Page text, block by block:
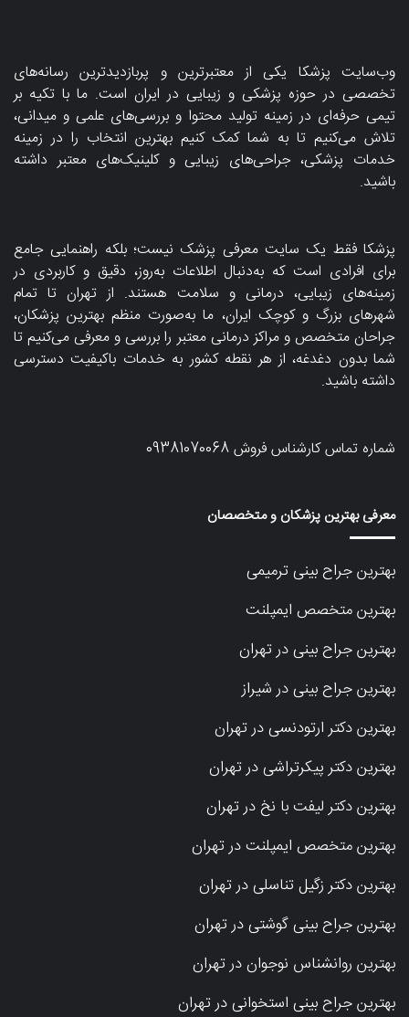
وب‌سایت پزشکا یکی از معتبرترین و پربازدیدترین رسانه‌های
تخصصی در حوزه پزشکی و زیبایی در ایران است. ما با تکیه بر
تیمی حرفه‌ای در زمینه تولید محتوا و بررسی‌های علمی و میدانی،
تلاش می‌کنیم تا به شما کمک کنیم بهترین انتخاب را در زمینه
خدمات پزشکی، جراحی‌های زیبایی و کلینیک‌های معتبر داشته
باشید.
پزشکا فقط یک سایت معرفی پزشک نیست؛ بلکه راهنمایی جامع
برای افرادی است که به‌دنبال اطلاعات به‌روز، دقیق و کاربردی در
زمینه‌های زیبایی، درمانی و سلامت هستند. از تهران تا تمام
شهرهای بزرگ و کوچک ایران، ما به‌صورت منظم بهترین پزشکان،
جراحان متخصص و مراکز درمانی معتبر را بررسی و معرفی می‌کنیم تا
شما بدون دغدغه، از هر نقطه کشور به خدمات باکیفیت دسترسی
داشته باشید.
شماره تماس کارشناس فروش09381070068
معرفی بهترین پزشکان و متخصصان
بهترین جراح بینی ترمیمی
بهترین متخصص ایمپلنت
بهترین جراح بینی در تهران
بهترین جراح بینی در شیراز
بهترین دکتر ارتودنسی در تهران
بهترین دکتر پیکرتراشی در تهران
بهترین دکتر لیفت با نخ در تهران
بهترین متخصص ایمپلنت در تهران
بهترین دکتر زگیل تناسلی در تهران
بهترین جراح بینی گوشتی در تهران
بهترین روانشناس نوجوان در تهران
بهترین جراح بینی استخوانی در تهران